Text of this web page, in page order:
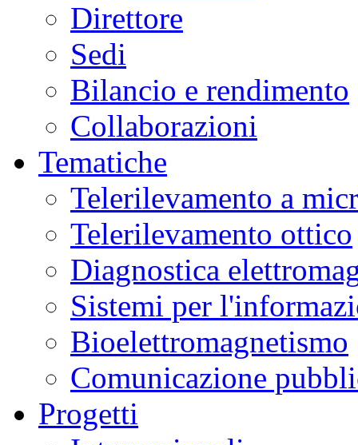
Direttore
Sedi
Bilancio e rendimento
Collaborazioni
Tematiche
Telerilevamento a
Telerilevamento ottico
Diagnostica
Sistemi per
Bioelettromagnetismo
Comunicazione
Progetti